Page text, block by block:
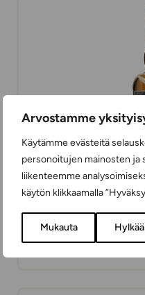
Arvostamme
Käytämme evästeitä
personoitujen mainosten ja
liikenteemme
käytön klikkaamalla
Mukauta